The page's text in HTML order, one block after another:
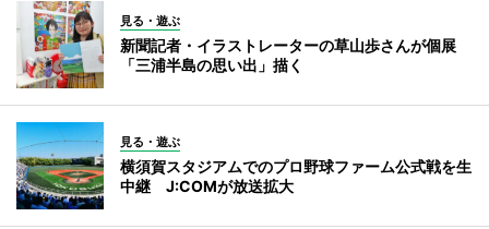
見る・遊ぶ
新聞記者・イラストレーターの草山歩さんが個展
「三浦半島の思い出」描く
見る・遊ぶ
横須賀スタジアムでのプロ野球ファーム公式戦を生
中継 J:COMが放送拡大